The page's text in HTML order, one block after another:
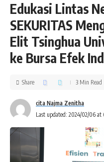
Edukasi Lintas
SEKURITAS
Elit Tsinghua
ke Bursa Efek
Last updated: 2024/02/06 at
cita Najma Zenitha
Share 3 Min Read